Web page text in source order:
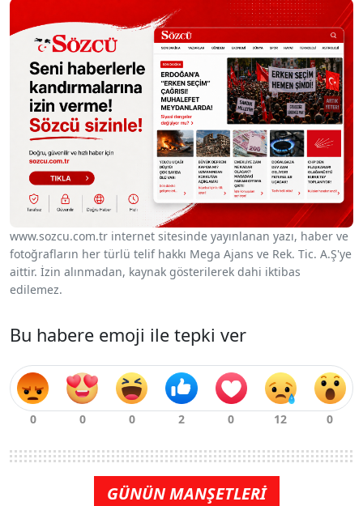
www.sozcu.com.tr internet sitesinde yayınlanan yazı, haber ve
fotoğrafların her türlü telif hakkı Mega Ajans ve Rek. Tic. A.Ş'ye
aittir. İzin alınmadan, kaynak gösterilerek dahi iktibas
edilemez.
Bu habere emoji ile tepki ver
GÜNÜN MANŞETLERİ